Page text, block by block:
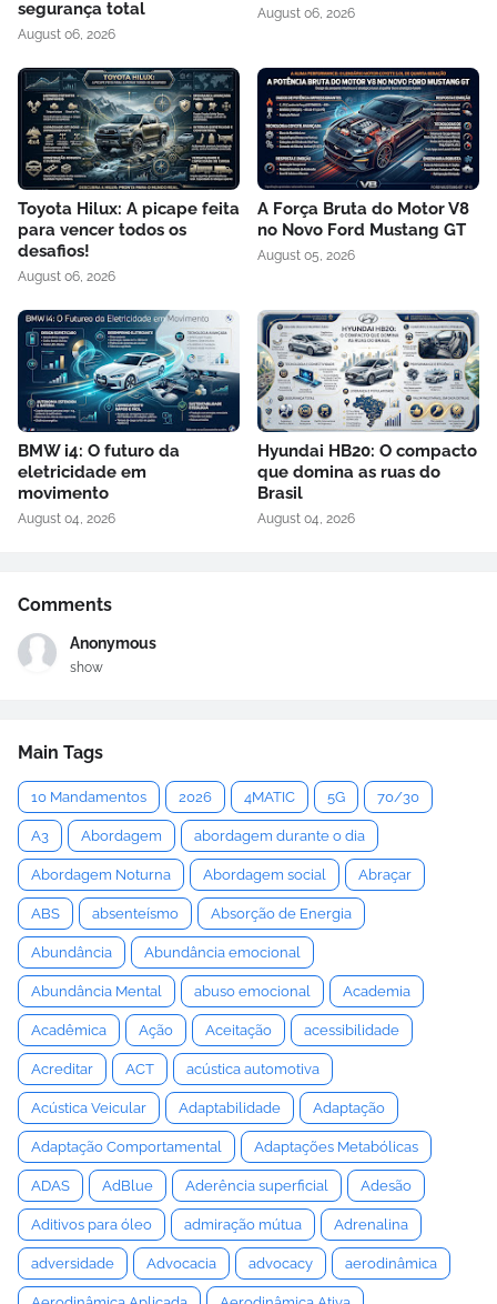
segurança total
August 06, 2026
August 06, 2026
Toyota Hilux: A picape feita
para vencer todos os
desafios!
August 06, 2026
A Força Bruta do Motor V8
no Novo Ford Mustang GT
August 05, 2026
BMW i4: O futuro da
eletricidade em
movimento
August 04, 2026
Hyundai HB20: O compacto
que domina as ruas do
Brasil
August 04, 2026
Comments
Anonymous
show
Main Tags
10 Mandamentos 2026 4MATIC 5G 70/30
A3 Abordagem abordagem durante o dia
Abordagem Noturna Abordagem social Abraçar
ABS absenteísmo Absorção de Energia
Abundância Abundância emocional
Abundância Mental abuso emocional Academia
Acadêmica Ação Aceitação acessibilidade
Acreditar ACT acústica automotiva
Acústica Veicular Adaptabilidade Adaptação
Adaptação Comportamental Adaptações Metabólicas
ADAS AdBlue Aderência superficial Adesão
Aditivos para óleo admiração mútua Adrenalina
adversidade Advocacia advocacy aerodinâmica